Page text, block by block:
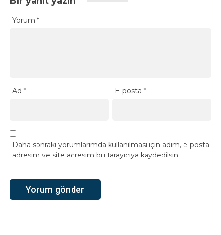
Yorum *
Ad * E-posta*
Daha sonraki yorumlarımda kullanılması için adım, e-posta
adresim ve site adresim bu tarayıcıya kaydedilsin.